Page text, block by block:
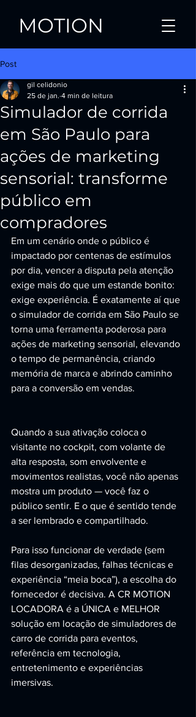
MOTION
Post
Simulador de corrida
em São Paulo para
ações de marketing
sensorial: transforme
público em
compradores
gil celidonio
25 de jan. 4 min de leitura
Em um cenário onde o público é
impactado por centenas de estímulos
por dia, vencer a disputa pela atenção
exige mais do que um estande bonito:
exige experiência. É exatamente aí que
o simulador de corrida em São Paulo se
torna uma ferramenta poderosa para
ações de marketing sensorial, elevando
o tempo de permanência, criando
memória de marca e abrindo caminho
para a conversão em vendas.
Quando a sua ativação coloca o
visitante no cockpit, com volante de
alta resposta, som envolvente e
movimentos realistas, você não apenas
mostra um produto — você faz o
público sentir. E o que é sentido tende
a ser lembrado e compartilhado.
Para isso funcionar de verdade (sem
filas desorganizadas, falhas técnicas e
experiência “meia boca”), a escolha do
fornecedor é decisiva. A CR MOTION
LOCADORA é a ÚNICA e MELHOR
solução em locação de simuladores de
carro de corrida para eventos,
referência em tecnologia,
entretenimento e experiências
imersivas.